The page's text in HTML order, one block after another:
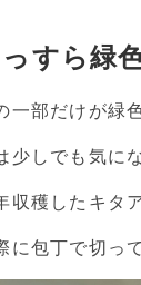
すら緑
一部だけが緑
少しでも気に
収穫したキタ
に包丁で切っ